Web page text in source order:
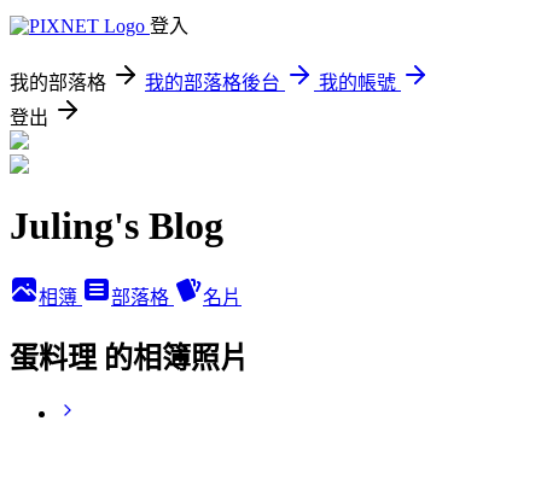
登入
我的部落格 我的部落格後台
我的帳號
登出
Juling's Blog
相簿 部落格 名片
蛋料理 的相簿照片